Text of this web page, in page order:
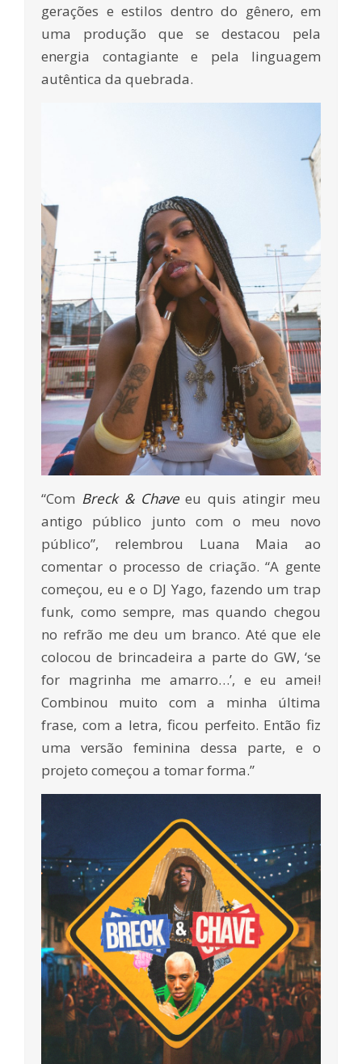
gerações e estilos dentro do gênero, em
uma produção que se destacou pela
energia contagiante e pela linguagem
autêntica da quebrada.
“Com Breck & Chaveeu quis atingir meu
antigo público junto com o meu novo
público”, relembrou Luana Maia ao
comentar o processo de criação. “A gente
começou, eu e o DJ Yago, fazendo um trap
funk, como sempre, mas quando chegou
no refrão me deu um branco. Até que ele
colocou de brincadeira a parte do GW, ‘se
for magrinha me amarro…’, e eu amei!
Combinou muito com a minha última
frase, com a letra, ficou perfeito. Então fiz
uma versão feminina dessa parte, e o
projeto começou a tomar forma.”